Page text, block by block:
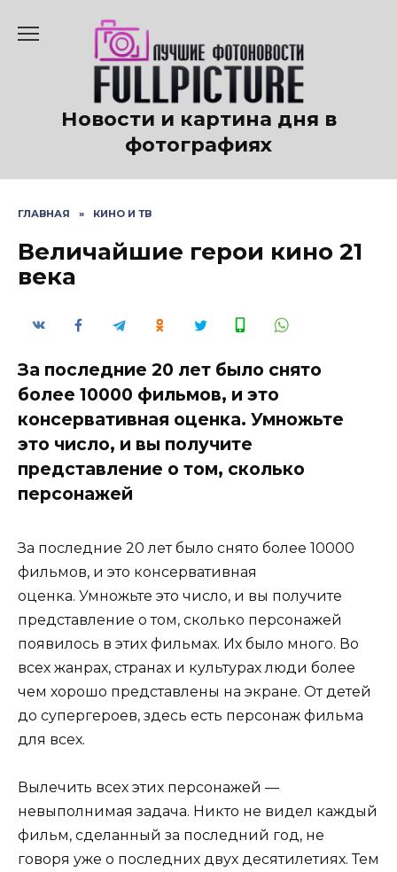
содержанию
Новости и картина дня в
фотографиях
ГЛАВНАЯ » КИНО И ТВ
Величайшие герои кино 21
века
За последние 20 лет было снято
более 10000 фильмов, и это
консервативная оценка. Умножьте
это число, и вы получите
представление о том, сколько
персонажей
За последние 20 лет было снято более 10000
фильмов, и это консервативная
оценка. Умножьте это число, и вы получите
представление о том, сколько персонажей
появилось в этих фильмах. Их было много. Во
всех жанрах, странах и культурах люди более
чем хорошо представлены на экране. От детей
до супергероев, здесь есть персонаж фильма
для всех.
Вылечить всех этих персонажей —
невыполнимая задача. Никто не видел каждый
фильм, сделанный за последний год, не
говоря уже о последних двух десятилетиях. Тем